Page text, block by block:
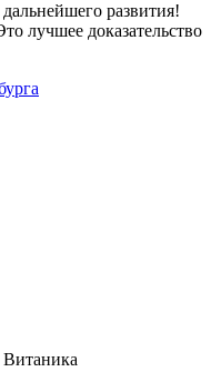
развития!
лучшее доказательство